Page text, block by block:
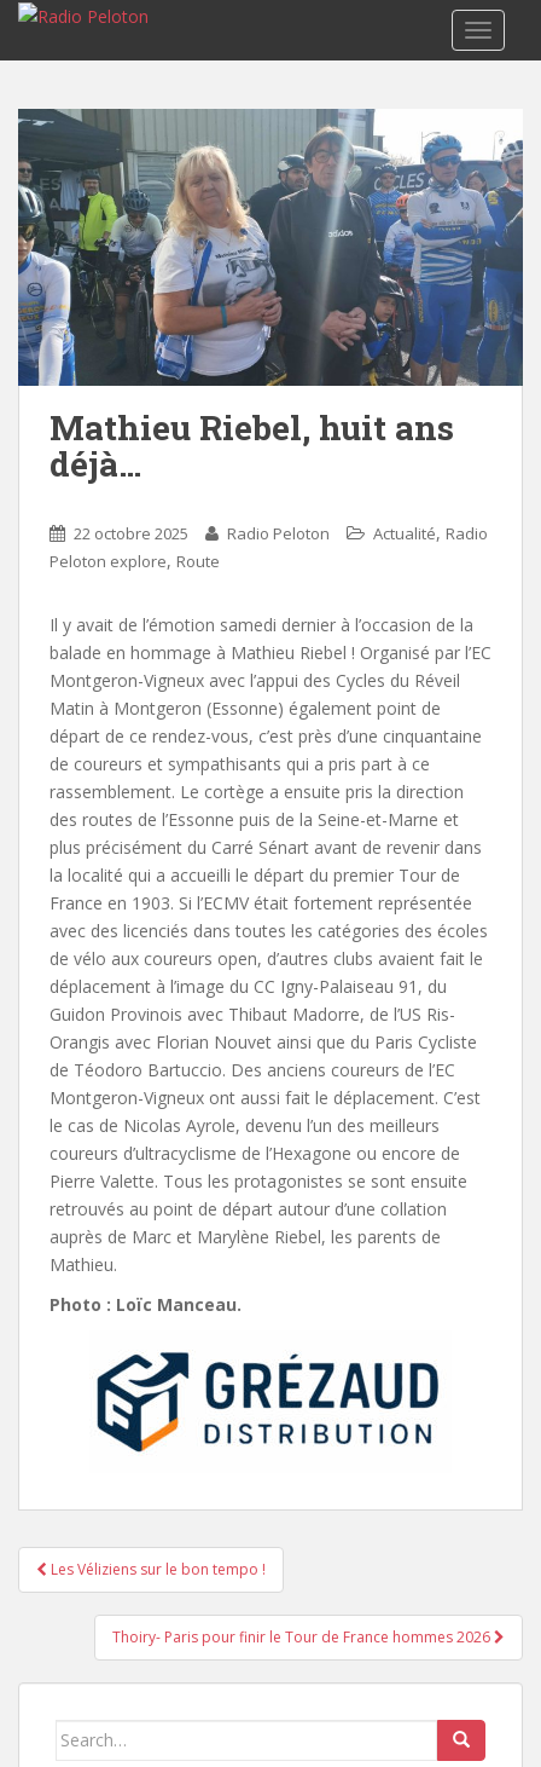
Mathieu Riebel, huit ans
déjà…
22 octobre 2025 Radio Peloton Actualité, Radio
Peloton explore, Route
Il y avait de l’émotion samedi dernier à l’occasion de la
balade en hommage à Mathieu Riebel ! Organisé par l’EC
Montgeron-Vigneux avec l’appui des Cycles du Réveil
Matin à Montgeron (Essonne) également point de
départ de ce rendez-vous, c’est près d’une cinquantaine
de coureurs et sympathisants qui a pris part à ce
rassemblement. Le cortège a ensuite pris la direction
des routes de l’Essonne puis de la Seine-et-Marne et
plus précisément du Carré Sénart avant de revenir dans
la localité qui a accueilli le départ du premier Tour de
France en 1903. Si l’ECMV était fortement représentée
avec des licenciés dans toutes les catégories des écoles
de vélo aux coureurs open, d’autres clubs avaient fait le
déplacement à l’image du CC Igny-Palaiseau 91, du
Guidon Provinois avec Thibaut Madorre, de l’US Ris-
Orangis avec Florian Nouvet ainsi que du Paris Cycliste
de Téodoro Bartuccio. Des anciens coureurs de l’EC
Montgeron-Vigneux ont aussi fait le déplacement. C’est
le cas de Nicolas Ayrole, devenu l’un des meilleurs
coureurs d’ultracyclisme de l’Hexagone ou encore de
Pierre Valette. Tous les protagonistes se sont ensuite
retrouvés au point de départ autour d’une collation
auprès de Marc et Marylène Riebel, les parents de
Mathieu.
Photo : Loïc Manceau.
Pagination d'article
Les Véliziens sur le bon tempo !
Thoiry- Paris pour finir le Tour de France hommes 2026
Search for: